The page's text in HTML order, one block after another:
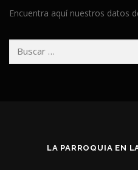
Encuentra aquí nuestros datos
LA PARROQUIA EN